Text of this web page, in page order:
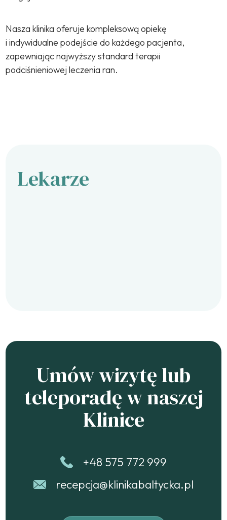
Nasza klinika oferuje kompleksową opiekę
i indywidualne podejście do każdego pacjenta,
zapewniając najwyższy standard terapii
podciśnieniowej leczenia ran.
Lekarze
Umów wizytę lub
teleporadę w naszej
Klinice
+48 575 772 999
recepcja@klinikabaltycka.pl